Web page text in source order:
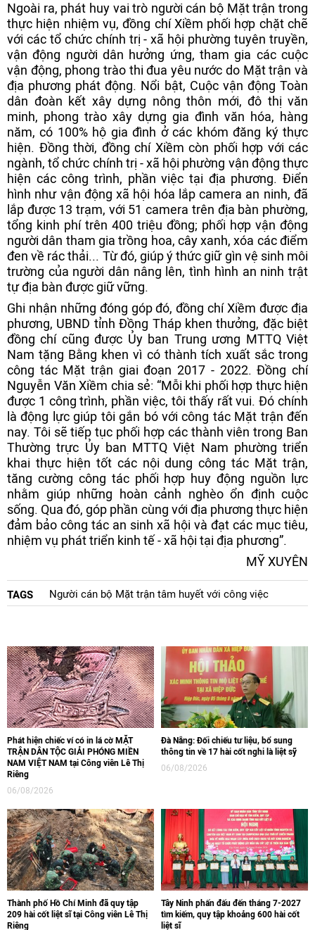
Ngoài ra, phát huy vai trò người cán bộ Mặt trận trong
thực hiện nhiệm vụ, đồng chí Xiềm phối hợp chặt chẽ
với các tổ chức chính trị - xã hội phường tuyên truyền,
vận động người dân hưởng ứng, tham gia các cuộc
vận động, phong trào thi đua yêu nước do Mặt trận và
địa phương phát động. Nổi bật, Cuộc vận động Toàn
dân đoàn kết xây dựng nông thôn mới, đô thị văn
minh, phong trào xây dựng gia đình văn hóa, hàng
năm, có 100% hộ gia đình ở các khóm đăng ký thực
hiện. Đồng thời, đồng chí Xiềm còn phối hợp với các
ngành, tổ chức chính trị - xã hội phường vận động thực
hiện các công trình, phần việc tại địa phương. Điển
hình như vận động xã hội hóa lắp camera an ninh, đã
lắp được 13 trạm, với 51 camera trên địa bàn phường,
tổng kinh phí trên 400 triệu đồng; phối hợp vận động
người dân tham gia trồng hoa, cây xanh, xóa các điểm
đen về rác thải... Từ đó, giúp ý thức giữ gìn vệ sinh môi
trường của người dân nâng lên, tình hình an ninh trật
tự địa bàn được giữ vững.
Ghi nhận những đóng góp đó, đồng chí Xiềm được địa
phương, UBND tỉnh Đồng Tháp khen thưởng, đặc biệt
đồng chí cũng được Ủy ban Trung ương MTTQ Việt
Nam tặng Bằng khen vì có thành tích xuất sắc trong
công tác Mặt trận giai đoạn 2017 - 2022. Đồng chí
Nguyễn Văn Xiềm chia sẻ: “Mỗi khi phối hợp thực hiện
được 1 công trình, phần việc, tôi thấy rất vui. Đó chính
là động lực giúp tôi gắn bó với công tác Mặt trận đến
nay. Tôi sẽ tiếp tục phối hợp các thành viên trong Ban
Thường trực Ủy ban MTTQ Việt Nam phường triển
khai thực hiện tốt các nội dung công tác Mặt trận,
tăng cường công tác phối hợp huy động nguồn lực
nhằm giúp những hoàn cảnh nghèo ổn định cuộc
sống. Qua đó, góp phần cùng với địa phương thực hiện
đảm bảo công tác an sinh xã hội và đạt các mục tiêu,
nhiệm vụ phát triển kinh tế - xã hội tại địa phương”.
MỸ XUYÊN
TAGS Người cán bộ Mặt trận tâm huyết với công việc
Phát hiện chiếc ví có in lá cờ MẶT
TRẬN DÂN TỘC GIẢI PHÓNG MIỀN
NAM VIỆT NAM tại Công viên Lê Thị
Riêng
06/08/2026
Đà Nẵng: Đối chiếu tư liệu, bổ sung
thông tin về 17 hài cốt nghi là liệt sỹ
06/08/2026
Thành phố Hồ Chí Minh đã quy tập
209 hài cốt liệt sĩ tại Công viên Lê Thị
Riêng
Tây Ninh phấn đấu đến tháng 7-2027
tìm kiếm, quy tập khoảng 600 hài cốt
liệt sĩ